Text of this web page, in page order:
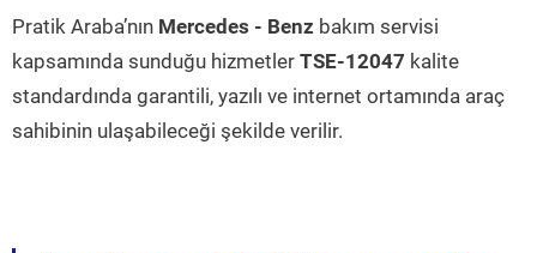
Pratik Araba’nın Mercedes - Benz bakım servisi
kapsamında sunduğu hizmetler TSE-12047 kalite
standardında garantili, yazılı ve internet ortamında araç
sahibinin ulaşabileceği şekilde verilir.